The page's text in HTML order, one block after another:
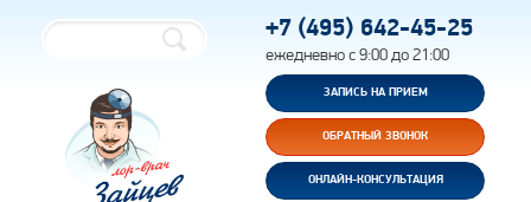
+7 (495) 642-45-25
ежедневно с 9:00 до 21:00
ЗАПИСЬ НА ПРИЕМ
ОБРАТНЫЙ ЗВОНОК
ОНЛАЙН-КОНСУЛЬТАЦИЯ